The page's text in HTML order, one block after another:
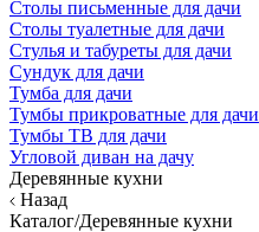
Столы письменные для дачи
Столы туалетные для дачи
Стулья и табуреты для дачи
Сундук для дачи
Тумба для дачи
Тумбы прикроватные для дачи
Тумбы ТВ для дачи
Угловой диван на дачу
Деревянные кухни
Назад
Каталог/Деревянные кухни